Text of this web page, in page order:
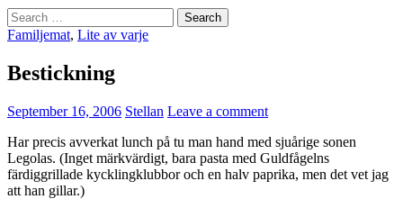
Search
for:
Familjemat, Lite av varje
Bestickning
September 16, 2006 Stellan Leave a comment
Har precis avverkat lunch på tu man hand med sjuårige sonen
Legolas. (Inget märkvärdigt, bara pasta med Guldfågelns
färdiggrillade kycklingklubbor och en halv paprika, men det vet jag
att han gillar.)